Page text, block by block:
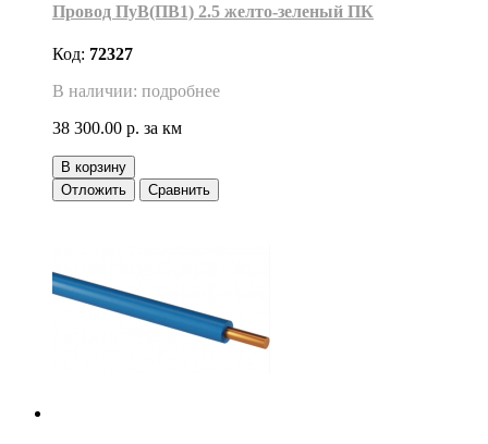
Провод ПуВ(ПВ1) 2.5 желто-зеленый ПК
Код: 72327
В наличии: подробнее
38 300.00 р. за км
В корзину
Отложить
Сравнить